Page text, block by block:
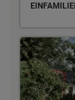
Stadthäuser